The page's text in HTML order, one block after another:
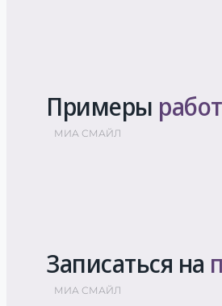
Примеры работ
МИА СМАЙЛ
Записаться на
МИА СМАЙЛ